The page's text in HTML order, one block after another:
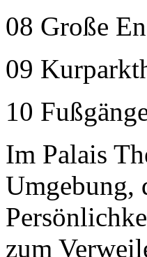
08 Große
09
10
Im Palais
Umgebung,
zum